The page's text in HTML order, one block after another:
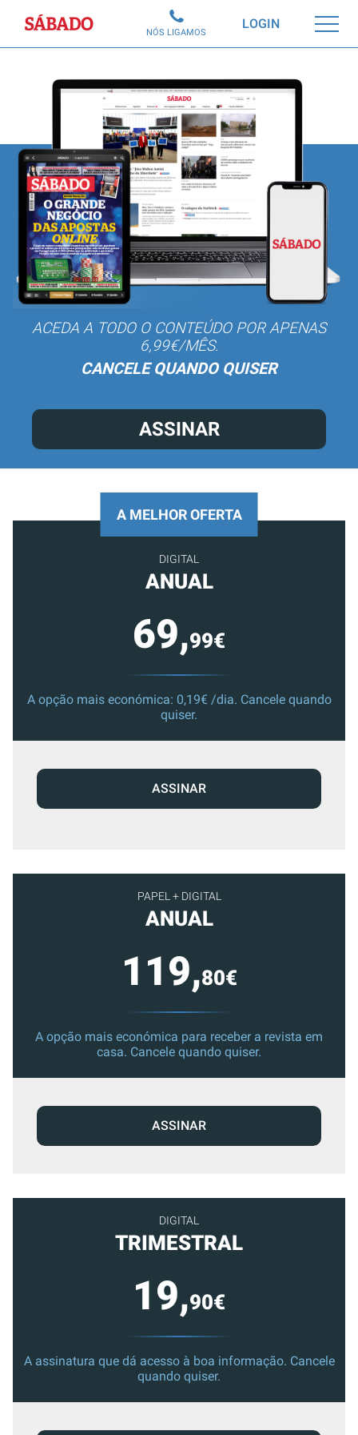
Sábado LOGIN
NÓS LIGAMOS
ACEDA A TODO O CONTEÚDO POR APENAS
6,99€/MÊS.
CANCELE QUANDO QUISER
ASSINAR
PAPEL + DIGITAL
ANUAL
119,80€
A opção mais económica para receber a revista em
casa. Cancele quando quiser.
ASSINAR
DIGITAL
TRIMESTRAL
19,90€
A assinatura que dá acesso à boa informação. Cancele
quando quiser.
A MELHOR OFERTA
DIGITAL
ANUAL
69,99€
A opção mais económica: 0,19€ /dia. Cancele quando
quiser.
ASSINAR